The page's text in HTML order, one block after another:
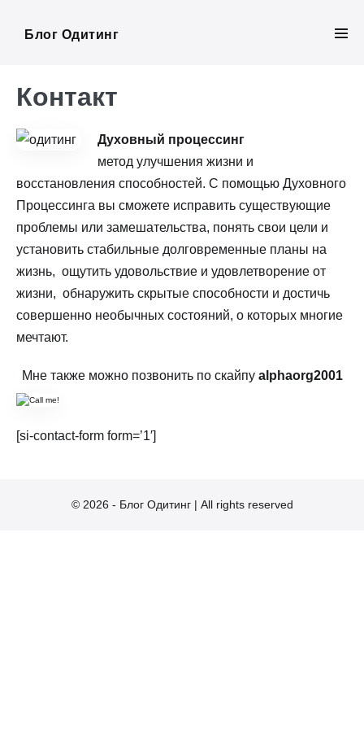
Блог Одитинг
Контакт
Духовный процессинг
метод улучшения жизни и
восстановления способностей. С помощью Духовного
Процессинга вы сможете исправить существующие
проблемы или замешательства, понять свои цели и
установить стабильные долговременные планы на
жизнь, ощутить удовольствие и удовлетворение от
жизни, обнаружить скрытые способности и достичь
совершенно необычных состояний, о которых многие
мечтают.
Мне также можно позвонить по скайпу alphaorg2001
[si-contact-form form=’1′]
© 2026 - Блог Одитинг | All rights reserved